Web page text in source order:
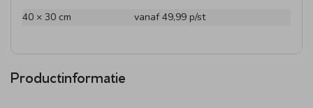
40 × 30 cm vanaf 49,99 p/st
Productinformatie